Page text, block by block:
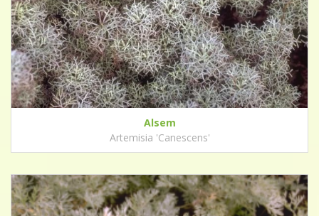
Alsem
Artemisia 'Canescens'